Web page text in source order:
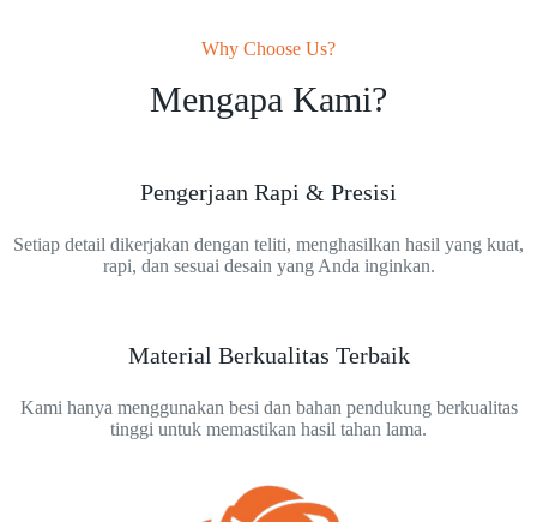
Why Choose Us?
Mengapa Kami?
Pengerjaan Rapi & Presisi
Setiap detail dikerjakan dengan teliti, menghasilkan hasil yang kuat,
rapi, dan sesuai desain yang Anda inginkan.
Material Berkualitas Terbaik
Kami hanya menggunakan besi dan bahan pendukung berkualitas
tinggi untuk memastikan hasil tahan lama.